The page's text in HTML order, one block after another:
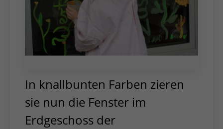
In knallbunten Farben zieren
sie nun die Fenster im
Erdgeschoss der